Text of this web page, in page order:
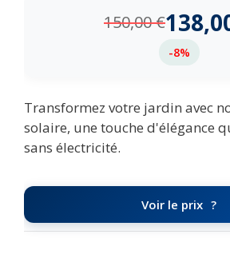
150,00€
-8%
Transformez votre jardin avec
solaire, une touche d'élégance
sans électricité.
Voir le prix